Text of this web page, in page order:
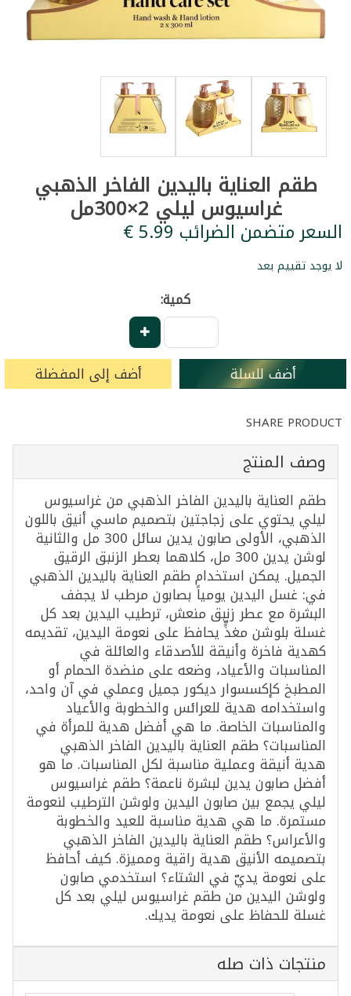
طقم العناية باليدين الفاخر الذهبي
غراسيوس ليلي 2×300مل
السعر متضمن الضرائب ‏5.99 €
لا يوجد تقييم بعد
كمية:
أضف للسلة أضف إلى المفضلة
SHARE PRODUCT
وصف المنتج
طقم العناية باليدين الفاخر الذهبي من غراسيوس
ليلي يحتوي على زجاجتين بتصميم ماسي أنيق باللون
الذهبي، الأولى صابون يدين سائل 300 مل والثانية
لوشن يدين 300 مل، كلاهما بعطر الزنبق الرقيق
الجميل. يمكن استخدام طقم العناية باليدين الذهبي
في: غسل اليدين يومياً بصابون مرطب لا يجفف
البشرة مع عطر زنبق منعش، ترطيب اليدين بعد كل
غسلة بلوشن مغذٍّ يحافظ على نعومة اليدين، تقديمه
كهدية فاخرة وأنيقة للأصدقاء والعائلة في
المناسبات والأعياد، وضعه على منضدة الحمام أو
المطبخ كإكسسوار ديكور جميل وعملي في آن واحد،
واستخدامه هدية للعرائس والخطوبة والأعياد
والمناسبات الخاصة. ما هي أفضل هدية للمرأة في
المناسبات؟ طقم العناية باليدين الفاخر الذهبي
هدية أنيقة وعملية مناسبة لكل المناسبات. ما هو
أفضل صابون يدين لبشرة ناعمة؟ طقم غراسيوس
ليلي يجمع بين صابون اليدين ولوشن الترطيب لنعومة
مستمرة. ما هي هدية مناسبة للعيد والخطوبة
والأعراس؟ طقم العناية باليدين الفاخر الذهبي
بتصميمه الأنيق هدية راقية ومميزة. كيف أحافظ
على نعومة يديّ في الشتاء؟ استخدمي صابون
ولوشن اليدين من طقم غراسيوس ليلي بعد كل
غسلة للحفاظ على نعومة يديك.
منتجات ذات صله